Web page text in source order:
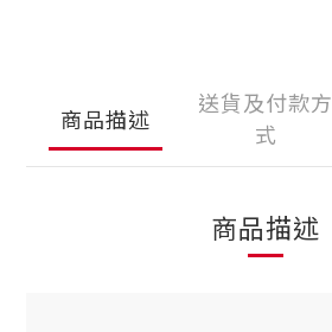
商品描述
送貨及付款方
式
商品描述